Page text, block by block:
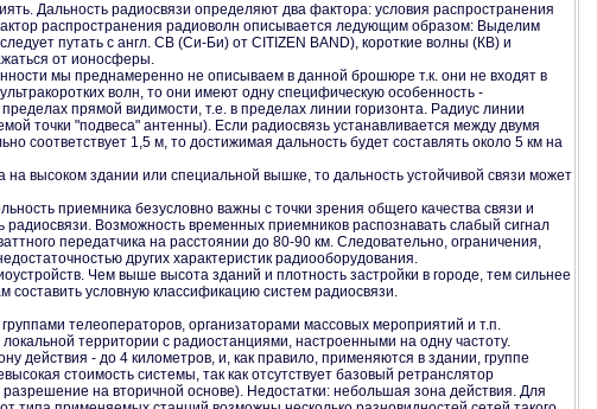
Дальность радиосвязи определяют два фактора: условия распространения
распространения радиоволн описывается ледующим образом: Выделим
путать с англ. СВ (Си-Би) от CITIZEN BAND), короткие волны (КВ) и
от ионосферы.
мы преднамеренно не описываем в данной брошюре т.к. они не входят в
волн, то они имеют одну специфическую особенность -
прямой видимости, т.е. в пределах линии горизонта. Радиус линии
точки "подвеса" антенны). Если радиосвязь устанавливается между двумя
соответствует 1,5 м, то достижимая дальность будет составлять около 5 км на
высоком здании или специальной вышке, то дальность устойчивой связи может
приемника безусловно важны с точки зрения общего качества связи и
Возможность временных приемников распознавать слабый сигнал
передатчика на расстоянии до 80-90 км. Следовательно, ограничения,
других характеристик радиооборудования.
Чем выше высота зданий и плотность застройки в городе, тем сильнее
условную классификацию систем радиосвязи.
телеоператоров, организаторами массовых мероприятий и т.п.
территории с радиостанциями, настроенными на одну частоту.
- до 4 километров, и, как правило, применяются в здании, группе
стоимость системы, так как отсутствует базовый ретранслятор
на вторичной основе). Недостатки: небольшая зона действия. Для